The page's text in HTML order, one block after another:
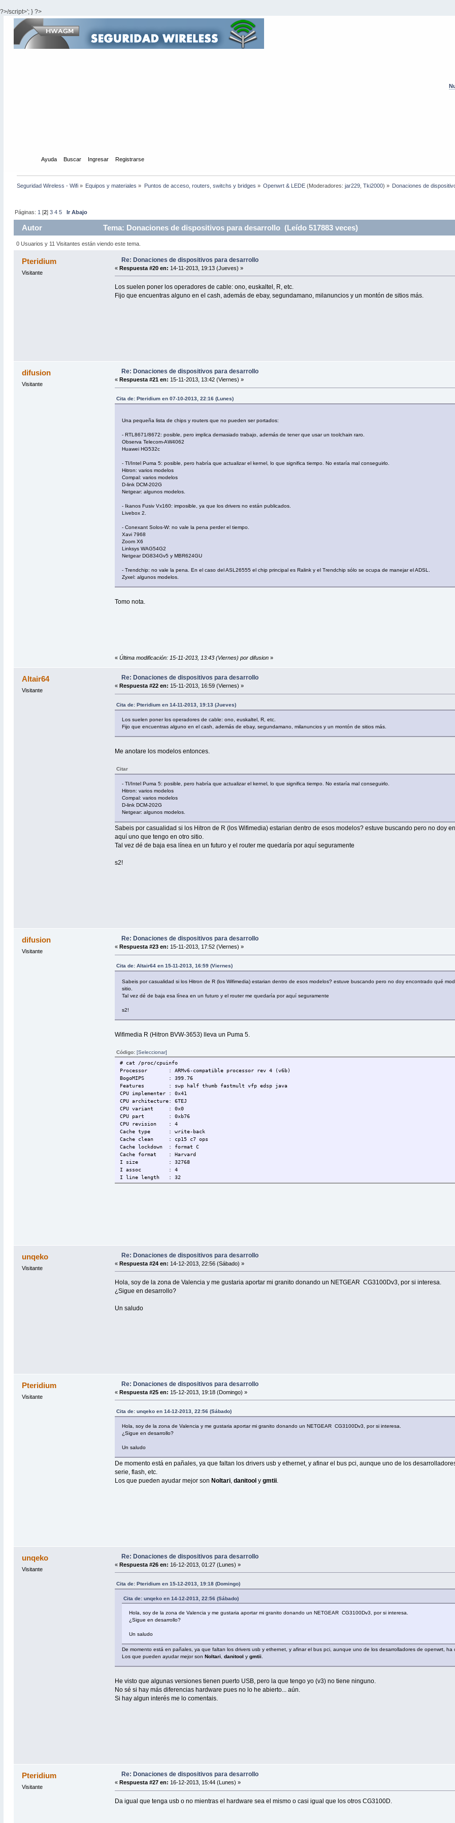
?>/script>'; } ?>
Ayuda Buscar Ingresar Registrarse
Seguridad Wireless - Wifi» Equipos y materiales » Puntos de acceso, routers, switchs y bridges » Openwrt & LEDE(Moderadores: jar229, Tki2000) » Donaciones de
Páginas: 1 [2] 3 4 5 Ir Abajo
Autor Tema: Donaciones de dispositivos para desarrollo (Leído 517883 veces)
0 Usuarios y 11 Visitantes están viendo este tema.
Pteridium
Visitante
Re: Donaciones de dispositivos para desarrollo
«Respuesta #20 en: 14-11-2013, 19:13 (Jueves) »
Los suelen poner los operadores de cable: ono, euskaltel, R, etc.
Fijo que encuentras alguno en el cash, además de ebay, segundamano, milanuncios y un montón de sitios más.
difusion
Visitante
Re: Donaciones de dispositivos para desarrollo
«Respuesta #21 en: 15-11-2013, 13:42 (Viernes) »
Cita de: Pteridium en 07-10-2013, 22:16 (Lunes)
Una pequeña lista de chips y routers que no pueden ser portados:
- RTL8671/8672: posible, pero implica demasiado trabajo, además de tener que usar un toolchain raro.
Observa Telecom-AW4062
Huawei HG532c
- TI/Intel Puma 5: posible, pero habría que actualizar el kernel, lo que significa tiempo. No estaría mal conseguirlo.
Hitron: varios modelos
Compal: varios modelos
D-link DCM-202G
Netgear: algunos modelos.
- Ikanos Fusiv Vx160: imposible, ya que los drivers no están publicados.
Livebox 2.
- Conexant Solos-W: no vale la pena perder el tiempo.
Xavi 7968
Zoom X6
Linksys WAG54G2
Netgear DG834Gv5 y MBR624GU
- Trendchip: no vale la pena. En el caso del ASL26555 el chip principal es Ralink y el Trendchip sólo se ocupa de manejar el ADSL.
Zyxel: algunos modelos.
Tomo nota.
«Última modificación: 15-11-2013, 13:43 (Viernes) por difusion »
Altair64
Visitante
Re: Donaciones de dispositivos para desarrollo
« Respuesta #22 en: 15-11-2013, 16:59 (Viernes) »
Cita de: Pteridium en 14-11-2013, 19:13 (Jueves)
Los suelen poner los operadores de cable: ono, euskaltel, R, etc.
Fijo que encuentras alguno en el cash, además de ebay, segundamano, milanuncios y un montón de sitios más.
Me anotare los modelos entonces.
Citar
- TI/Intel Puma 5: posible, pero habría que actualizar el kernel, lo que significa tiempo. No estaría mal conseguirlo.
Hitron: varios modelos
Compal: varios modelos
D-link DCM-202G
Netgear: algunos modelos.
Sabeis por casualidad si los Hitron de R (los Wifimedia) estarian dentro de esos modelos? estuve buscando pero no doy
aquí uno que tengo en otro sitio.
Tal vez dé de baja esa línea en un futuro y el router me quedaría por aquí seguramente
s2!
difusion
Visitante
Re: Donaciones de dispositivos para desarrollo
« Respuesta #23 en: 15-11-2013, 17:52 (Viernes) »
Cita de: Altair64 en 15-11-2013, 16:59 (Viernes)
Sabeis por casualidad si los Hitron de R (los Wifimedia) estarian dentro de esos modelos? estuve buscando pero no doy encontrado qué
sitio.
Tal vez dé de baja esa línea en un futuro y el router me quedaría por aquí seguramente
s2!
Wifimedia R (Hitron BVW-3653) lleva un Puma 5.
Código:[Seleccionar]
# cat /proc/cpuinfo
Processor : ARMv6-compatible processor rev 4 (v6b)
BogoMIPS : 399.76
Features : swp half thumb fastmult vfp edsp java
CPU implementer : 0x41
CPU architecture: 6TEJ
CPU variant : 0x0
CPU part : 0xb76
CPU revision : 4
Cache type : write-back
Cache clean : cp15 c7 ops
Cache lockdown : format C
Cache format : Harvard
I size : 32768
I assoc : 4
I line length : 32
I sets : 256
Serial : 0000000000000000
unqeko
Visitante
Re: Donaciones de dispositivos para desarrollo
«Respuesta #24 en: 14-12-2013, 22:56 (Sábado) »
Hola, soy de la zona de Valencia y me gustaria aportar mi granito donando un NETGEAR CG3100Dv3, por si interesa.
¿Sigue en desarrollo?
Un saludo
Pteridium
Visitante
Re: Donaciones de dispositivos para desarrollo
«Respuesta #25 en: 15-12-2013, 19:18 (Domingo) »
Cita de: unqeko en 14-12-2013, 22:56 (Sábado)
Hola, soy de la zona de Valencia y me gustaria aportar mi granito donando un NETGEAR CG3100Dv3, por si interesa.
¿Sigue en desarrollo?
Un saludo
De momento está en pañales, ya que faltan los drivers usb y ethernet, y afinar el bus pci, aunque uno de los
serie, flash, etc.
Los que pueden ayudar mejor sonNoltari ,danitool ygmtii
unqeko
Visitante
Re: Donaciones de dispositivos para desarrollo
«Respuesta #26 en: 16-12-2013, 01:27 (Lunes) »
Cita de: Pteridium en 15-12-2013, 19:18 (Domingo)
Cita de: unqeko en 14-12-2013, 22:56 (Sábado)
Hola, soy de la zona de Valencia y me gustaria aportar mi granito donando un NETGEAR CG3100Dv3, por si interesa.
¿Sigue en desarrollo?
Un saludo
De momento está en pañales, ya que faltan los drivers usb y ethernet, y afinar el bus pci, aunque uno de los desarrolladores de openwrt,
Los que pueden ayudar mejor sonNoltari ,danitool ygmtii
He visto que algunas versiones tienen puerto USB, pero la que tengo yo (v3) no tiene ninguno.
No sé si hay más diferencias hardware pues no lo he abierto... aún.
Si hay algun interés me lo comentais.
Pteridium
Visitante
Re: Donaciones de dispositivos para desarrollo
«Respuesta #27 en: 16-12-2013, 15:44 (Lunes) »
Da igual que tenga usb o no mientras el hardware sea el mismo o casi igual que los otros CG3100D.